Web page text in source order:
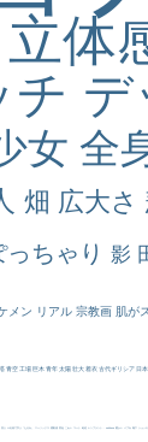
立体
チ
女 全
畑 広大さ
っちゃり 影
メン リアル 宗教画 肌が
塔 青空 工場 巨木 青年 太陽 壮大 着衣 古代ギリシア 日
＃名画で学ぶ「たるみ」 ニーソックス 躍動感 黄色 こわい コート 畦道 レンブラント・ sekkusu 暖かい バブみ 靴下 ショッ